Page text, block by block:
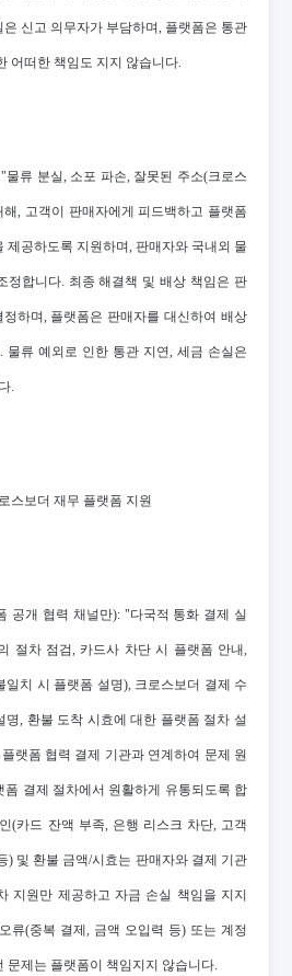
신고 의무자가 부담하며, 플랫폼은 통관
어떠한 책임도 지지 않습니다.
물류 분실, 소포 파손, 잘못된 주소(크로스
, 고객이 판매자에게 피드백하고 플랫폼
제공하도록 지원하며, 판매자와 국내외 물
정합니다. 최종 해결책 및 배상 책임은 판
하며, 플랫폼은 판매자를 대신하여 배상
물류 예외로 인한 통관 지연, 세금 손실은
.
스보더 재무 플랫폼 지원
공개 협력 채널만): "다국적 통화 결제 실
절차 점검, 카드사 차단 시 플랫폼 안내,
일치 시 플랫폼 설명), 크로스보더 결제 수
명, 환불 도착 시효에 대한 플랫폼 절차 설
랫폼 협력 결제 기관과 연계하여 문제 원
폼 결제 절차에서 원활하게 유통되도록 합
(카드 잔액 부족, 은행 리스크 차단, 고객
) 및 환불 금액/시효는 판매자와 결제 기관
지원만 제공하고 자금 손실 책임을 지지
류(중복 결제, 금액 오입력 등) 또는 계정
문제는 플랫폼이 책임지지 않습니다.